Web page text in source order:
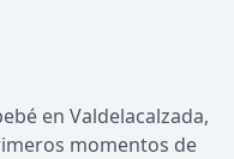
en Valdelacalzada,
momentos de